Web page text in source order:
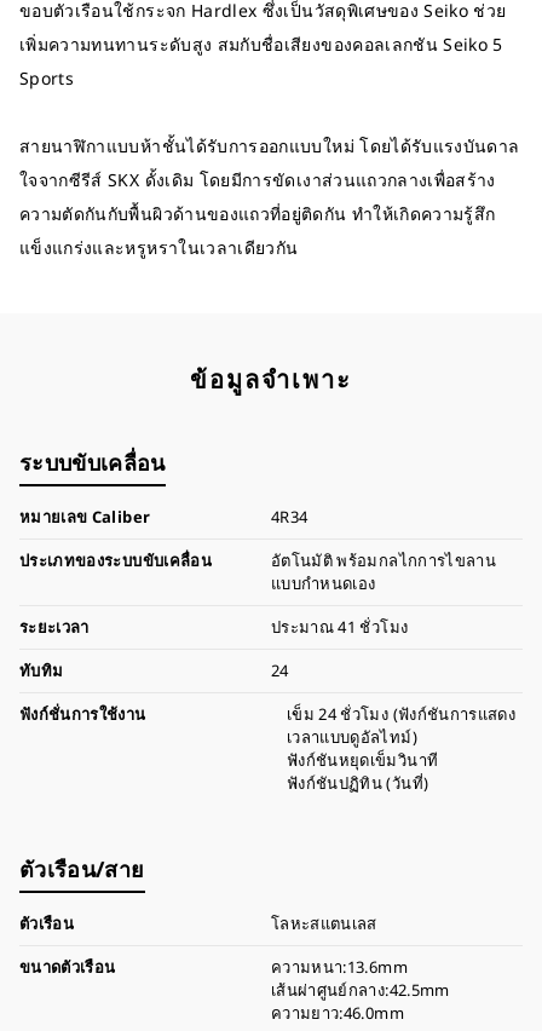
ขอบตัวเรือนใช้กระจก Hardlex ซึ่งเป็นวัสดุพิเศษของ Seiko ช่วย
เพิ่มความทนทานระดับสูง สมกับชื่อเสียงของคอลเลกชัน Seiko 5
Sports
สายนาฬิกาแบบห้าชั้นได้รับการออกแบบใหม่ โดยได้รับแรงบันดาล
ใจจากซีรีส์ SKX ดั้งเดิม โดยมีการขัดเงาส่วนแถวกลางเพื่อสร้าง
ความตัดกันกับพื้นผิวด้านของแถวที่อยู่ติดกัน ทำให้เกิดความรู้สึก
แข็งแกร่งและหรูหราในเวลาเดียวกัน
ข้อมูลจำเพาะ
ระบบขับเคลื่อน
หมายเลข Caliber
4R34
ประเภทของระบบขับเคลื่อน
อัตโนมัติ พร้อมกลไกการไขลาน
แบบกำหนดเอง
ระยะเวลา
ประมาณ 41 ชั่วโมง
ทับทิม
24
ฟังก์ชั่นการใช้งาน
เข็ม 24 ชั่วโมง (ฟังก์ชันการแสดง
เวลาแบบดูอัลไทม์)
ฟังก์ชันหยุดเข็มวินาที
ฟังก์ชันปฏิทิน (วันที่)
ตัวเรือน/สาย
ตัวเรือน
โลหะสแตนเลส
ขนาดตัวเรือน
ความหนา:13.6mm
เส้นผ่าศูนย์กลาง:42.5mm
ความยาว:46.0mm